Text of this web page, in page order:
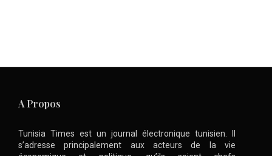
A Propos
Tunisia Times est un journal électronique tunisien. Il
s’adresse principalement aux acteurs de la vie